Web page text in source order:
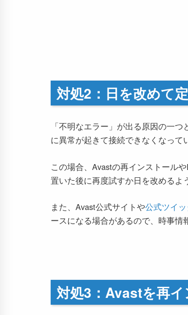
対処2：日を改めて
「不明なエラー」が出る原因の一
に異常が起きて接続できなくなって
この場合、Avastの再インストール
置いた後に再度試すか日を改めるよ
また、Avast公式サイトや公式ツイ
ースになる場合があるので、時事情
対処3：Avastを再